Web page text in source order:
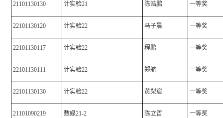
21101130130 计实验21 陈浩鹏 一等奖
22101130120 计实验22 马子晨 一等奖
22101130117 计实验22 程鹏 一等奖
22101130111 计实验22 郑航 一等奖
22101130130 计实验22 黄梨宸 一等奖
21101090219 数媒21-2 陈立哲 一等奖